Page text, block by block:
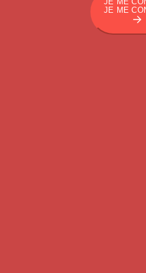
JE ME